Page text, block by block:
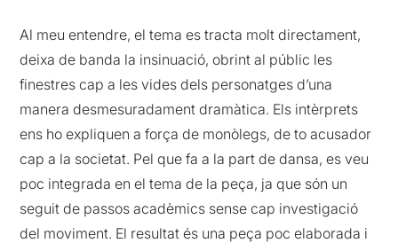
Al meu entendre, el tema es tracta molt directament,
deixa de banda la insinuació, obrint al públic les
finestres cap a les vides dels personatges d’una
manera desmesuradament dramàtica. Els intèrprets
ens ho expliquen a força de monòlegs, de to acusador
cap a la societat. Pel que fa a la part de dansa, es veu
poc integrada en el tema de la peça, ja que són un
seguit de passos acadèmics sense cap investigació
del moviment. El resultat és una peça poc elaborada i